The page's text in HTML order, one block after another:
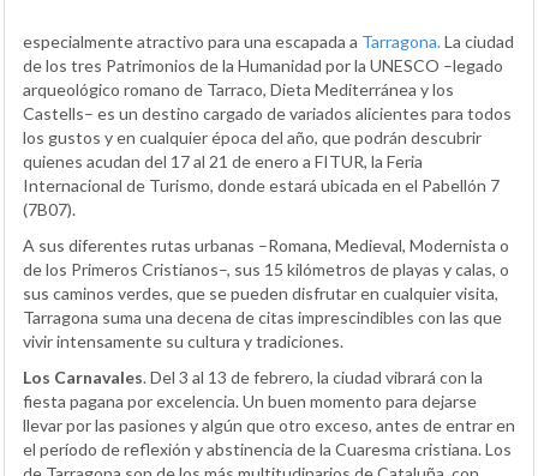
especialmente atractivo para una escapada a Tarragona.La ciudad
de los tres Patrimonios de la Humanidad por la UNESCO –legado
arqueológico romano de Tarraco, Dieta Mediterránea y los
Castells– es un destino cargado de variados alicientes para todos
los gustos y en cualquier época del año, que podrán descubrir
quienes acudan del 17 al 21 de enero a FITUR, la Feria
Internacional de Turismo, donde estará ubicada en el Pabellón 7
(7B07).
A sus diferentes rutas urbanas –Romana, Medieval, Modernista o
de los Primeros Cristianos–, sus 15 kilómetros de playas y calas, o
sus caminos verdes, que se pueden disfrutar en cualquier visita,
Tarragona suma una decena de citas imprescindibles con las que
vivir intensamente su cultura y tradiciones.
Los Carnavales. Del 3 al 13 de febrero, la ciudad vibrará con la
fiesta pagana por excelencia. Un buen momento para dejarse
llevar por las pasiones y algún que otro exceso, antes de entrar en
el período de reflexión y abstinencia de la Cuaresma cristiana. Los